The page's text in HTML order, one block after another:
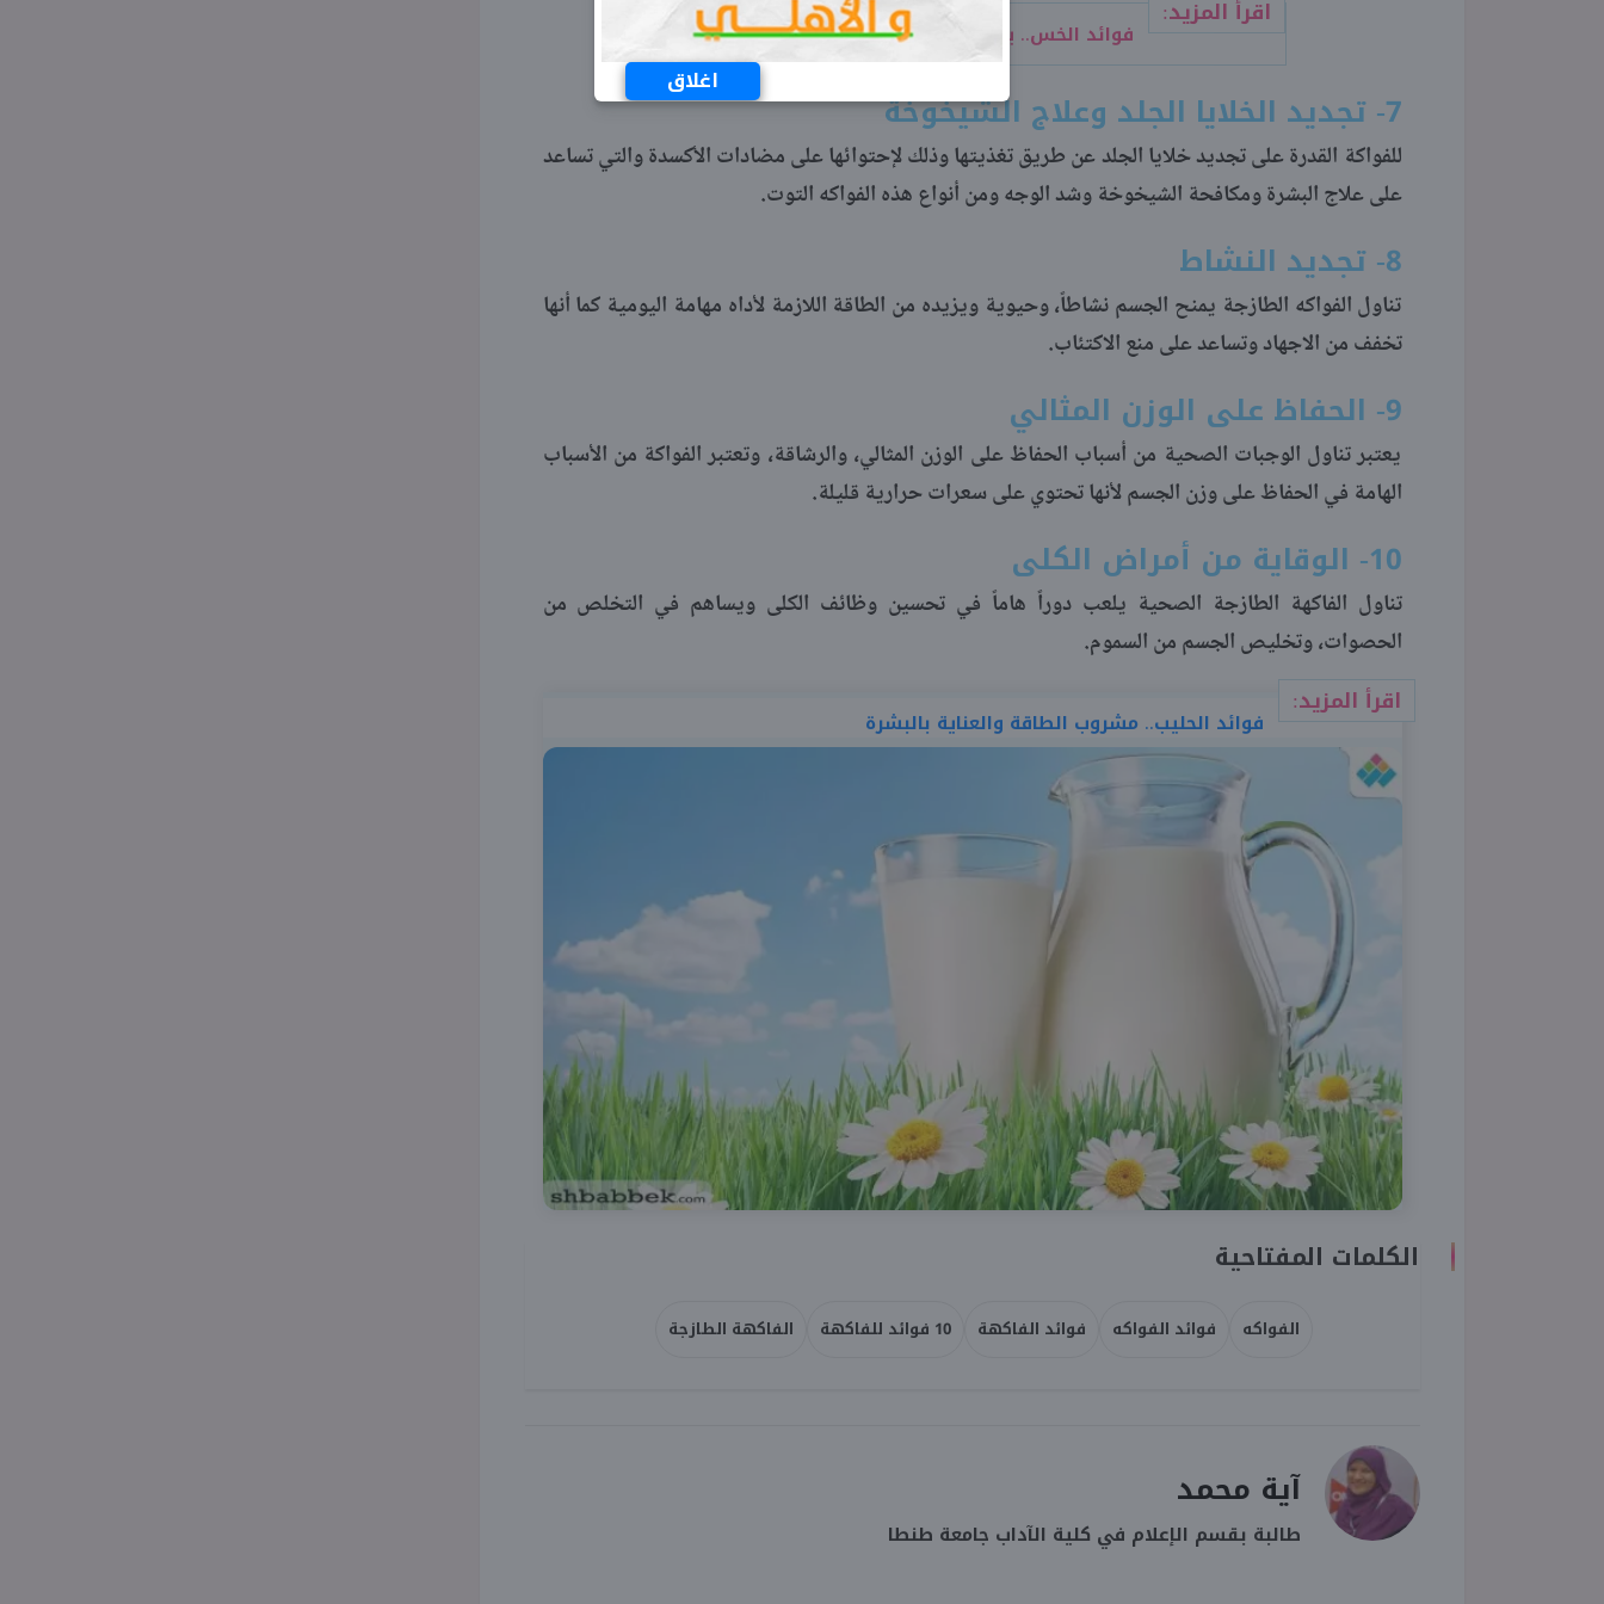
اغلاق
اقرأ المزيد:
فوائد الخس.. يعالج السعال والإمساك
7- تجديد الخلايا الجلد وعلاج الشيخوخة
للفواكة القدرة على تجديد خلايا الجلد عن طريق تغذيتها وذلك لإحتوائها على مضادات الأكسدة والتي تساعد
على علاج البشرة ومكافحة الشيخوخة وشد الوجه ومن أنواع هذه الفواكه التوت.
8- تجديد النشاط
تناول الفواكه الطازجة يمنح الجسم نشاطاً، وحيوية ويزيده من الطاقة اللازمة لأداه مهامة اليومية كما أنها
تخفف من الاجهاد وتساعد على منع الاكتئاب.
9- الحفاظ على الوزن المثالي
يعتبر تناول الوجبات الصحية من أسباب الحفاظ على الوزن المثالي، والرشاقة، وتعتبر الفواكة من الأسباب
الهامة في الحفاظ على وزن الجسم لأنها تحتوي على سعرات حرارية قليلة.
10- الوقاية من أمراض الكلى
تناول الفاكهة الطازجة الصحية يلعب دوراً هاماً في تحسين وظائف الكلى ويساهم في التخلص من
الحصوات، وتخليص الجسم من السموم.
اقرأ المزيد:
فوائد الحليب.. مشروب الطاقة والعناية بالبشرة
الكلمات المفتاحية
الفواكه فوائد الفواكه فوائد الفاكهة 10 فوائد للفاكهة الفاكهة الطازجة
آية محمد
طالبة بقسم الإعلام في كلية الآداب جامعة طنطا